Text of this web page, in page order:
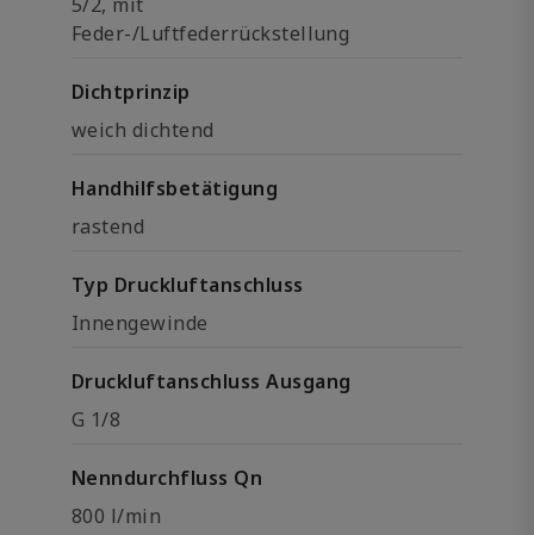
Feder-/Luftfederrückstellung
Dichtprinzip
weich dichtend
Handhilfsbetätigung
rastend
Typ Druckluftanschluss
Innengewinde
Druckluftanschluss Ausgang
G 1/8
Nenndurchfluss Qn
800 l/min